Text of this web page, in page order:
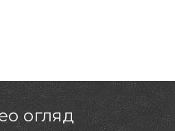
огляд